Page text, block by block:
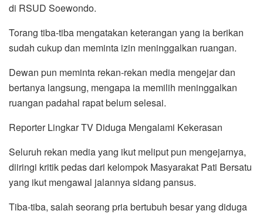
di RSUD Soewondo.
Torang tiba-tiba mengatakan keterangan yang ia berikan
sudah cukup dan meminta izin meninggalkan ruangan.
Dewan pun meminta rekan-rekan media mengejar dan
bertanya langsung, mengapa ia memilih meninggalkan
ruangan padahal rapat belum selesai.
Reporter Lingkar TV Diduga Mengalami Kekerasan
Seluruh rekan media yang ikut meliput pun mengejarnya,
diiringi kritik pedas dari kelompok Masyarakat Pati Bersatu
yang ikut mengawal jalannya sidang pansus.
Tiba-tiba, salah seorang pria bertubuh besar yang diduga